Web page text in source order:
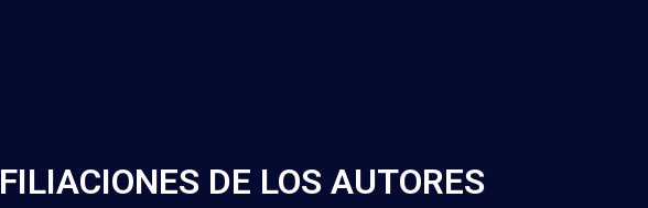
FILIACIONES DE LOS AUTORES